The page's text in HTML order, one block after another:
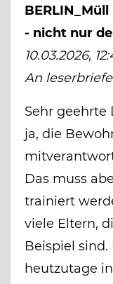
- nicht nur
10.03.2026,
An
Sehr geehrte
ja, die
Das muss
trainiert
viele Eltern,
Beispiel
heutzutage